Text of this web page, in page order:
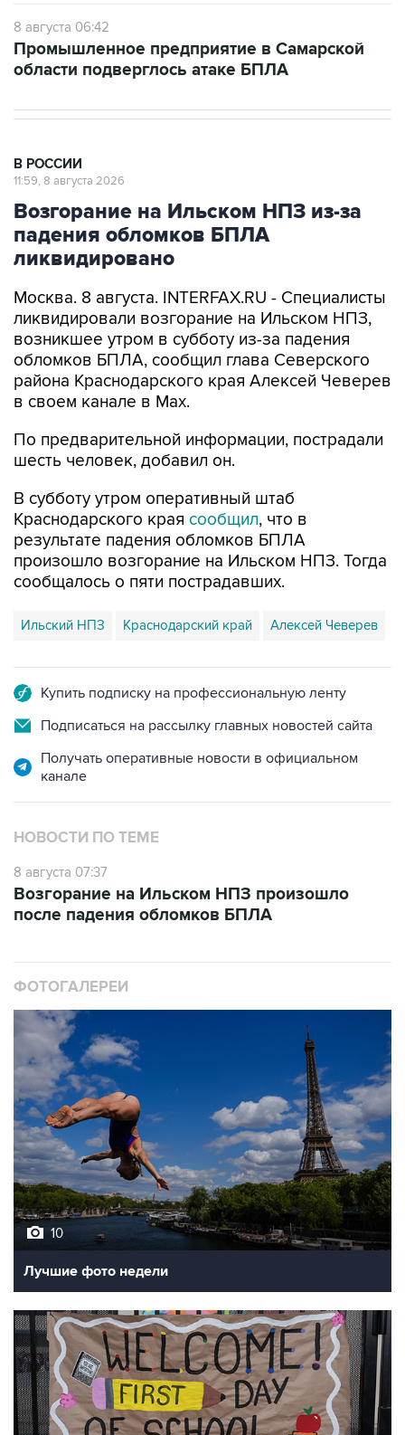
8 августа 06:42
Промышленное предприятие в Самарской
области подверглось атаке БПЛА
В РОССИИ
11:59, 8 августа 2026
Возгорание на Ильском НПЗ из-за
падения обломков БПЛА
ликвидировано
Москва. 8 августа. INTERFAX.RU - Специалисты
ликвидировали возгорание на Ильском НПЗ,
возникшее утром в субботу из-за падения
обломков БПЛА, сообщил глава Северского
района Краснодарского края Алексей Чеверев
в своем канале в Max.
По предварительной информации, пострадали
шесть человек, добавил он.
В субботу утром оперативный штаб
Краснодарского края сообщил, что в
результате падения обломков БПЛА
произошло возгорание на Ильском НПЗ. Тогда
сообщалось о пяти пострадавших.
Ильский НПЗ Краснодарский край Алексей Чеверев
Купить подписку на профессиональную ленту
Подписаться на рассылку главных новостей сайта
Получать оперативные новости в официальном
канале
НОВОСТИ ПО ТЕМЕ
8 августа 07:37
Возгорание на Ильском НПЗ произошло
после падения обломков БПЛА
ФОТОГАЛЕРЕИ
10
Лучшие фото недели